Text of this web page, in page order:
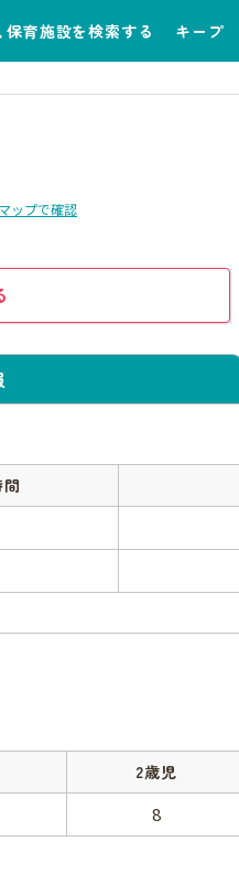
保育施設を検索する キープ
マップで確認
2歳児
8